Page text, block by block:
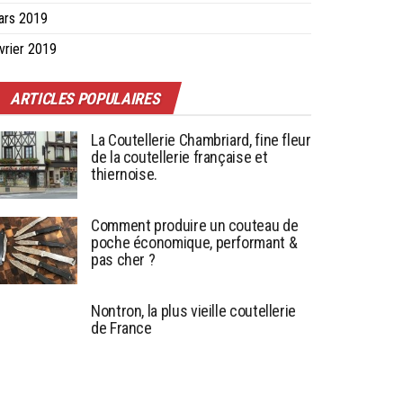
2019
2019
ARTICLES POPULAIRES
La Coutellerie Chambriard, fine fleur
de la coutellerie française et
thiernoise.
Comment produire un couteau de
poche économique, performant &
pas cher ?
Nontron, la plus vieille coutellerie
de France